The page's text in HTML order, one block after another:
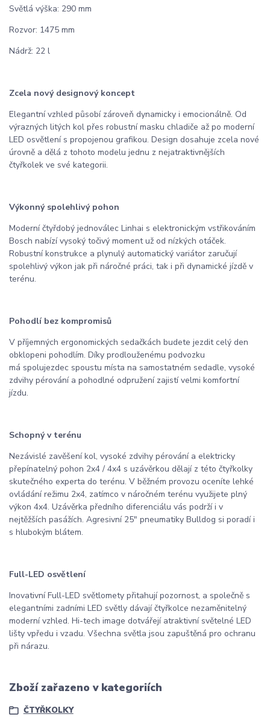
Světlá výška: 290 mm
Rozvor: 1475 mm
Nádrž: 22 l
Zcela nový designový koncept
Elegantní vzhled působí zároveň dynamicky i emocionálně. Od
výrazných litých kol přes robustní masku chladiče až po moderní
LED osvětlení s propojenou grafikou. Design dosahuje zcela nové
úrovně a dělá z tohoto modelu jednu z nejatraktivnějších
čtyřkolek ve své kategorii.
Výkonný spolehlivý pohon
Moderní čtyřdobý jednoválec Linhai s elektronickým vstřikováním
Bosch nabízí vysoký točivý moment už od nízkých otáček.
Robustní konstrukce a plynulý automatický variátor zaručují
spolehlivý výkon jak při náročné práci, tak i při dynamické jízdě v
terénu.
Pohodlí bez kompromisů
V příjemných ergonomických sedačkách budete jezdit celý den
obklopeni pohodlím. Díky prodlouženému podvozku
má spolujezdec spoustu místa na samostatném sedadle, vysoké
zdvihy pérování a pohodlné odpružení zajistí velmi komfortní
jízdu.
Schopný v terénu
Nezávislé zavěšení kol, vysoké zdvihy pérování a elektricky
přepínatelný pohon 2x4 / 4x4 s uzávěrkou dělají z této čtyřkolky
skutečného experta do terénu. V běžném provozu oceníte lehké
ovládání režimu 2x4, zatímco v náročném terénu využijete plný
výkon 4x4. Uzávěrka předního diferenciálu vás podrží i v
nejtěžších pasážích. Agresivní 25" pneumatiky Bulldog si poradí i
s hlubokým blátem.
Full-LED osvětlení
Inovativní Full-LED světlomety přitahují pozornost, a společně s
elegantními zadními LED světly dávají čtyřkolce nezaměnitelný
moderní vzhled. Hi-tech image dotvářejí atraktivní světelné LED
lišty vpředu i vzadu. Všechna světla jsou zapuštěná pro ochranu
při nárazu.
Zboží zařazeno v kategoriích
ČTYŘKOLKY